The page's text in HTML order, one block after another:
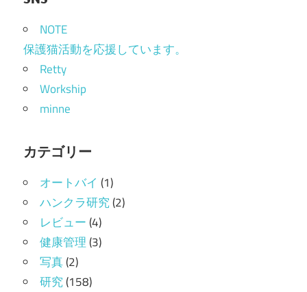
NOTE
保護猫活動を応援しています。
Retty
Workship
minne
カテゴリー
オートバイ (1)
ハンクラ研究(2)
レビュー(4)
健康管理(3)
写真(2)
研究(158)